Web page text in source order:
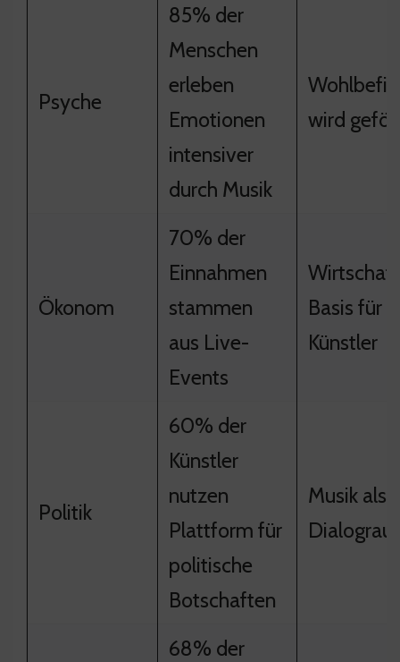
Psyche
85% der
Menschen
erleben
Emotionen
intensiver
durch Musik
wird
Ökonom
70% der
Einnahmen
stammen
aus Live-
Events
Basis für
Künstler
Politik
60% der
Künstler
nutzen
Plattform für
politische
Botschaften
Musik als
68% der